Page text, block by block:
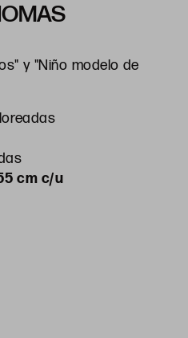
y "Niño modelo de
cm c/u